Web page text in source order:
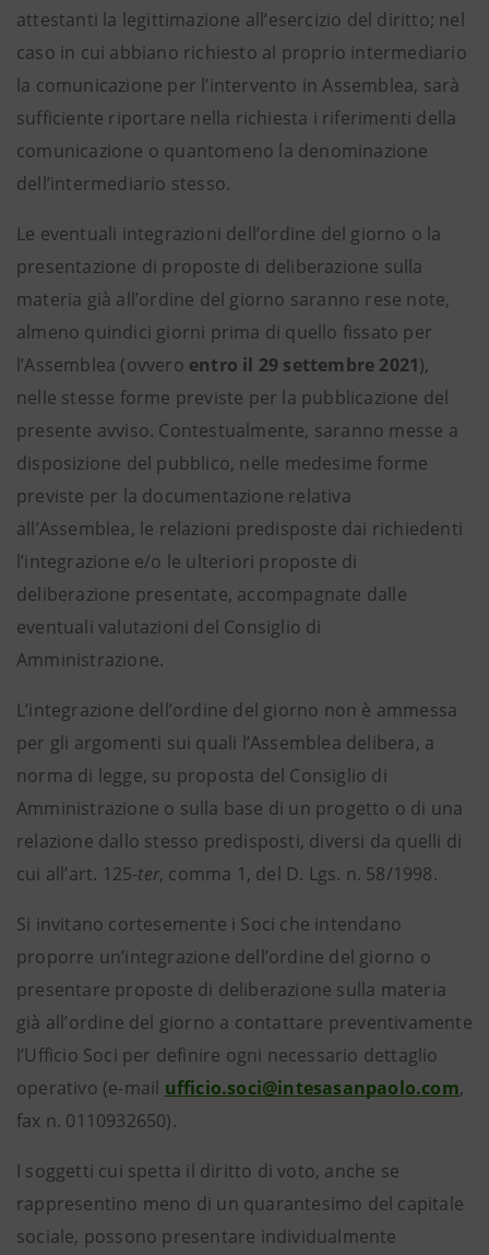
attestanti la legittimazione all’esercizio del diritto; nel
caso in cui abbiano richiesto al proprio intermediario
la comunicazione per l’intervento in Assemblea, sarà
sufficiente riportare nella richiesta i riferimenti della
comunicazione o quantomeno la denominazione
dell’intermediario stesso.
Le eventuali integrazioni dell’ordine del giorno o la
presentazione di proposte di deliberazione sulla
materia già all’ordine del giorno saranno rese note,
almeno quindici giorni prima di quello fissato per
l’Assemblea (ovvero entro il 29 settembre 2021),
nelle stesse forme previste per la pubblicazione del
presente avviso. Contestualmente, saranno messe a
disposizione del pubblico, nelle medesime forme
previste per la documentazione relativa
all’Assemblea, le relazioni predisposte dai richiedenti
l’integrazione e/o le ulteriori proposte di
deliberazione presentate, accompagnate dalle
eventuali valutazioni del Consiglio di
Amministrazione.
L’integrazione dell’ordine del giorno non è ammessa
per gli argomenti sui quali l’Assemblea delibera, a
norma di legge, su proposta del Consiglio di
Amministrazione o sulla base di un progetto o di una
relazione dallo stesso predisposti, diversi da quelli di
cui all’art. 125-ter, comma 1, del D. Lgs. n. 58/1998.
Si invitano cortesemente i Soci che intendano
proporre un’integrazione dell’ordine del giorno o
presentare proposte di deliberazione sulla materia
già all’ordine del giorno a contattare preventivamente
l’Ufficio Soci per definire ogni necessario dettaglio
operativo (e-mail ufficio.soci@intesasanpaolo.com,
fax n. 0110932650).
I soggetti cui spetta il diritto di voto, anche se
rappresentino meno di un quarantesimo del capitale
sociale, possono presentare individualmente